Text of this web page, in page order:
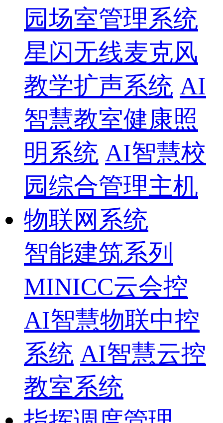
园场室管理系统
星闪无线麦克风
教学扩声系统 AI
智慧教室健康照
明系统 AI智慧校
园综合管理主机
物联网系统
智能建筑系列
MINICC云会控
AI智慧物联中控
系统 AI智慧云控
教室系统